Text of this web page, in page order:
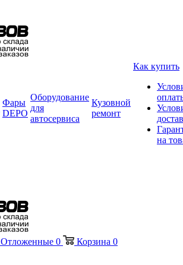
Фары
DEPO
Оборудование
для
автосервиса
Кузовной
ремонт
Как купить
на
Отложенные 0 Корзина 0